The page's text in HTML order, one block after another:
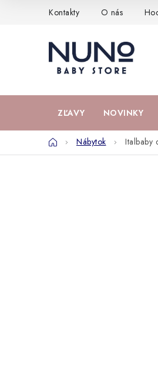
Kontakty O nás
ZĽAVY NOVINKY
DomovNábytok Italbaby